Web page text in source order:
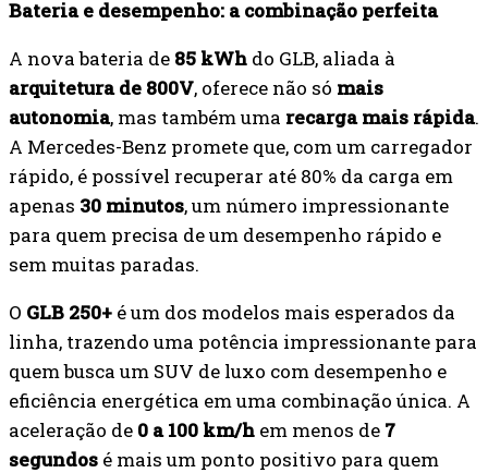
Bateria e desempenho: a combinação perfeita
A nova bateria de 85 kWh do GLB, aliada à
arquitetura de 800V, oferece não só mais
autonomia, mas também uma recarga mais rápida.
A Mercedes-Benz promete que, com um carregador
rápido, é possível recuperar até 80% da carga em
apenas 30 minutos, um número impressionante
para quem precisa de um desempenho rápido e
sem muitas paradas.
O GLB 250+ é um dos modelos mais esperados da
linha, trazendo uma potência impressionante para
quem busca um SUV de luxo com desempenho e
eficiência energética em uma combinação única. A
aceleração de 0 a 100 km/h em menos de 7
segundos é mais um ponto positivo para quem